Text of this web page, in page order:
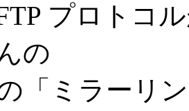
プロトコ
の
「ミラーリ